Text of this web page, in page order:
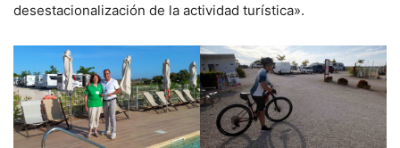
desestacionalización de la actividad turística».